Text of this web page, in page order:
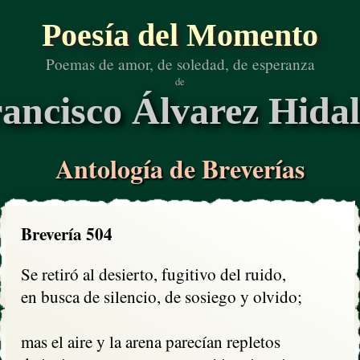
Poesía del Momento
Poemas de amor, de soledad, de esperanza
de
Álvarez
Antología de Breverías
Brevería 504
Se retiró al desierto, fugitivo del ruido,
en busca de silencio, de sosiego y olvido;
mas el aire y la arena parecían repletos